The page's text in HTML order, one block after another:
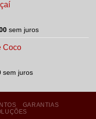
sem juros
Coco
sem juros
GARANTIAS